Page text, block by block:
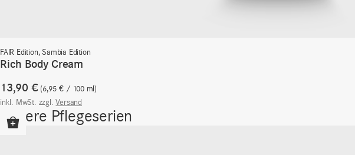
FAIR Edition,Sambia Edition
Rich Body Cream
13,90 € 6,95€ / 100 ml
inkl. MwSt. zzgl.Versand
Unsere Pflegeserien